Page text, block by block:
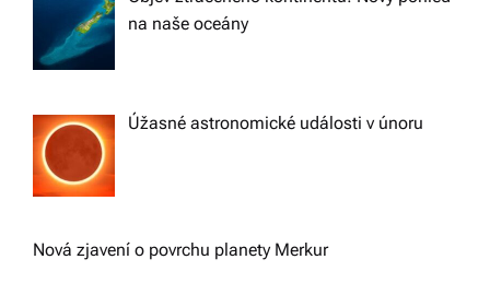
na naše oceány
Úžasné astronomické události v únoru
Nová zjavení o povrchu planety Merkur